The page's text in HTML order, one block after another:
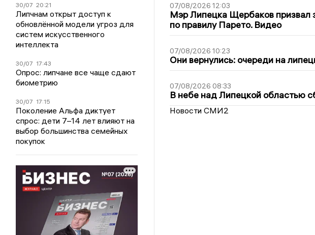
30/07 20:21
Липчнам открыт доступ к
обновлённой модели угроз для
систем искусственного
интеллекта
30/07 17:43
Опрос: липчане все чаще сдают
биометрию
30/07 17:15
Поколение Альфа диктует
спрос: дети 7–14 лет влияют на
выбор большинства семейных
покупок
07/08/2026 12:03
Мэр Липецка Щербаков призвал
по правилу Парето. Видео
07/08/2026 10:23
Они вернулись: очереди на
07/08/2026 08:33
В небе над Липецкой областью
Новости СМИ2